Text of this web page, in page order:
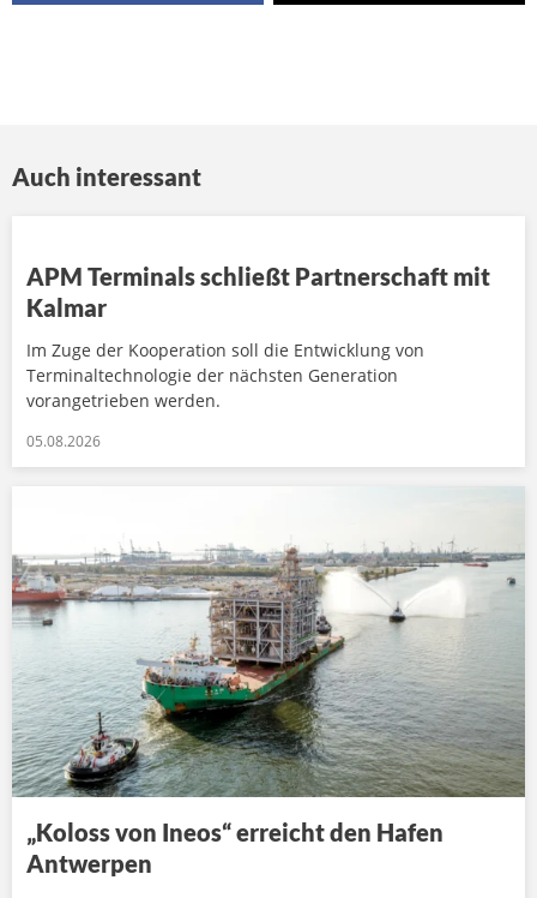
Auch interessant
APM Terminals schließt Partnerschaft mit
Kalmar
Im Zuge der Kooperation soll die Entwicklung von
Terminaltechnologie der nächsten Generation
vorangetrieben werden.
05.08.2026
„Koloss von Ineos“ erreicht den Hafen
Antwerpen